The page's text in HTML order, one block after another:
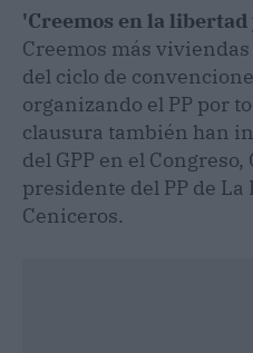
'Creemos en la
Creemos más
del ciclo de
organizando el PP por
clausura también han
del GPP en el
presidente del PP de La
Ceniceros.